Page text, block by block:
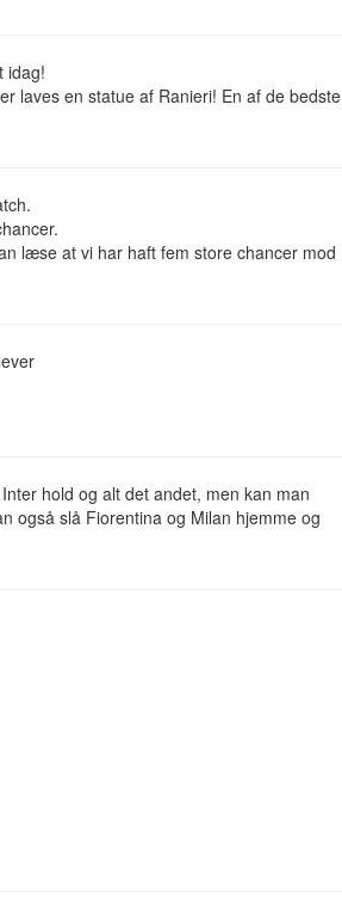
idag!
laves en statue af Ranieri! En af de bedste
læse at vi har haft fem store chancer mod
hold og alt det andet, men kan man
også slå Fiorentina og Milan hjemme og